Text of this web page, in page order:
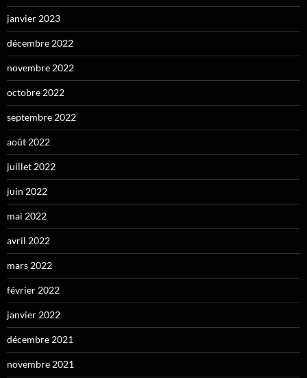
janvier 2023
décembre 2022
novembre 2022
octobre 2022
septembre 2022
août 2022
juillet 2022
juin 2022
mai 2022
avril 2022
mars 2022
février 2022
janvier 2022
décembre 2021
novembre 2021